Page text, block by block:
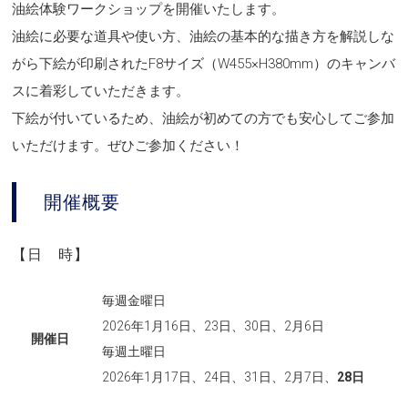
油絵体験ワークショップを開催いたします。
油絵に必要な道具や使い方、油絵の基本的な描き方を解説しな
がら下絵が印刷されたF8サイズ（W455×H380mm）のキャンバ
スに着彩していただきます。
下絵が付いているため、油絵が初めての方でも安心してご参加
いただけます。ぜひご参加ください！
開催概要
【日 時】
開催日
毎週金曜日
2026年1月16日、23日、30日、2月6日
毎週土曜日
2026年1月17日、24日、31日、2月7日、 28日